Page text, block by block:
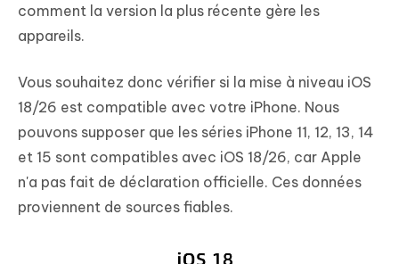
comment la version la plus récente gère les
appareils.
Vous souhaitez donc vérifier si la mise à niveau iOS
18/26 est compatible avec votre iPhone. Nous
pouvons supposer que les séries iPhone 11, 12, 13, 14
et 15 sont compatibles avec iOS 18/26, car Apple
n'a pas fait de déclaration officielle. Ces données
proviennent de sources fiables.